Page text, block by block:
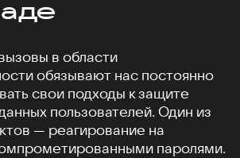
в области
обязывают нас постоянно
свои подходы к защите
пользователей. Один из
— реагирование на
паролями.